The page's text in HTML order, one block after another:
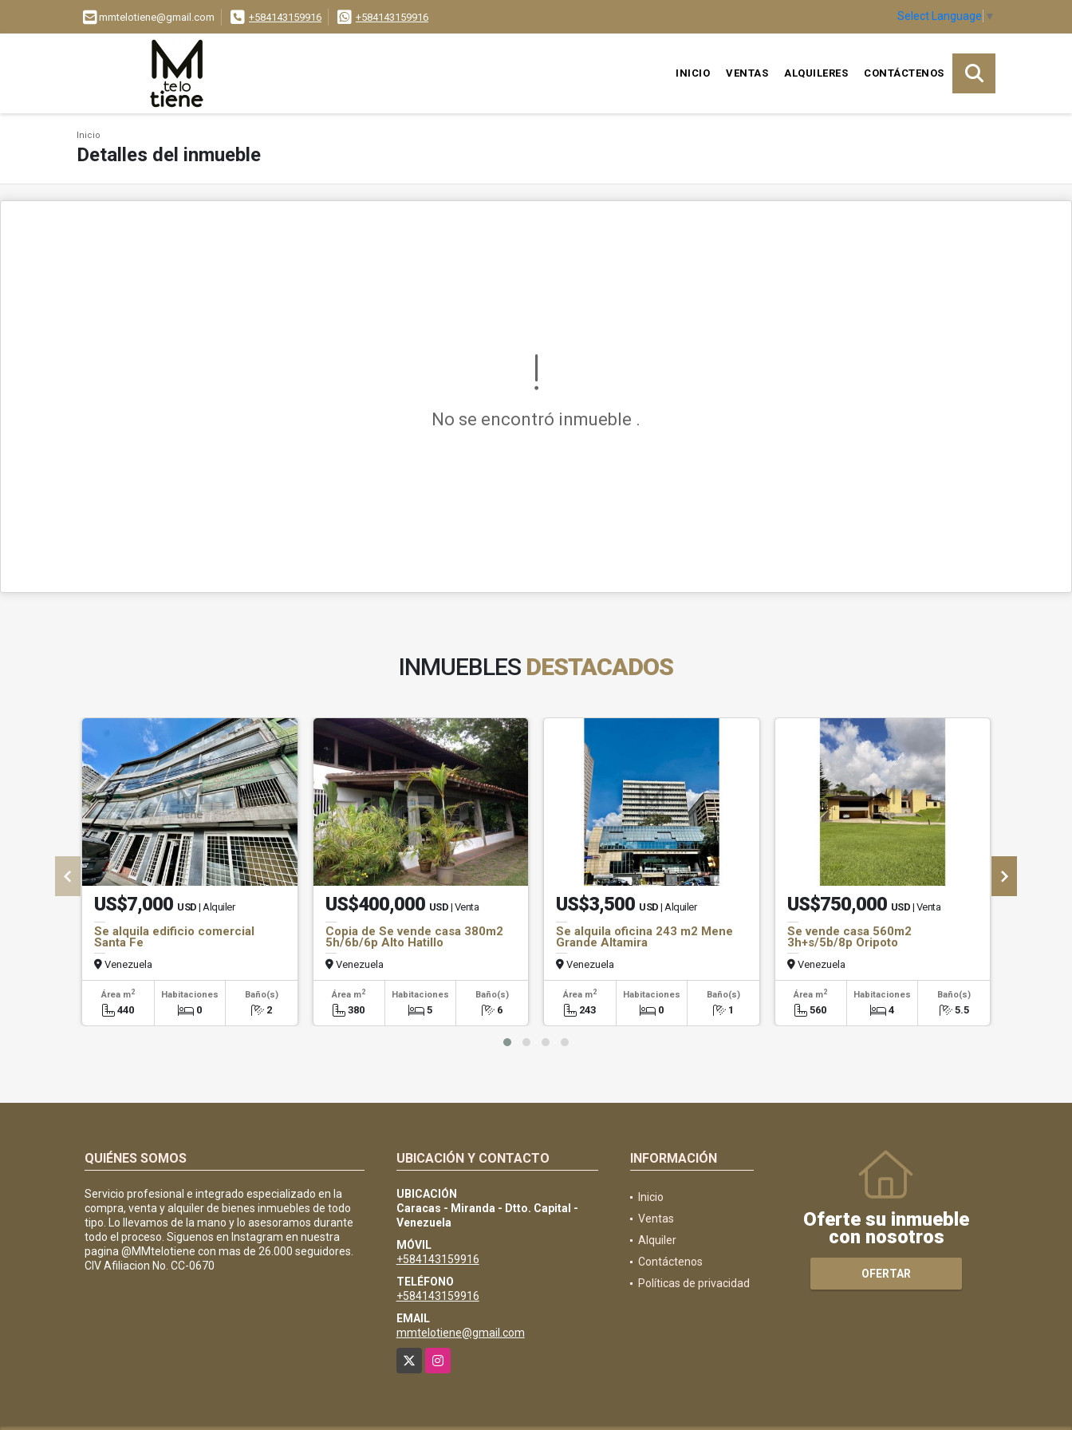
mmtelotiene@gmail.com +584143159916 +584143159916 Select Language ▼
INICIO VENTAS ALQUILERES CONTÁCTENOS
Inicio
Detalles del inmueble
No se encontró inmueble .
INMUEBLES DESTACADOS
US$7,000 USD | Alquiler
Se alquila edificio comercial
Santa Fe
Venezuela
Área m2
440
Habitaciones
0
Baño(s)
2
US$400,000 USD | Venta
Copia de Se vende casa 380m2
5h/6b/6p Alto Hatillo
Venezuela
Área m2
380
Habitaciones
5
Baño(s)
6
US$3,500 USD | Alquiler
Se alquila oficina 243 m2 Mene
Grande Altamira
Venezuela
Área m2
243
Habitaciones
0
Baño(s)
1
US$750,000 USD | Venta
Se vende casa 560m2
3h+s/5b/8p Oripoto
Venezuela
Área m2
560
Habitaciones
4
Baño(s)
5.5
QUIÉNES SOMOS
Servicio profesional e integrado especializado en la
compra, venta y alquiler de bienes inmuebles de todo
tipo. Lo llevamos de la mano y lo asesoramos durante
todo el proceso. Siguenos en Instagram en nuestra
pagina @MMtelotiene con mas de 26.000 seguidores.
CIV Afiliacion No. CC-0670
UBICACIÓN Y CONTACTO
UBICACIÓN
Caracas - Miranda - Dtto. Capital -
Venezuela
MÓVIL
+584143159916
TELÉFONO
+584143159916
EMAIL
mmtelotiene@gmail.com
Instagram
INFORMACIÓN
Inicio
Ventas
Alquiler
Contáctenos
Políticas de privacidad
Oferte su inmueble
con nosotros
OFERTAR